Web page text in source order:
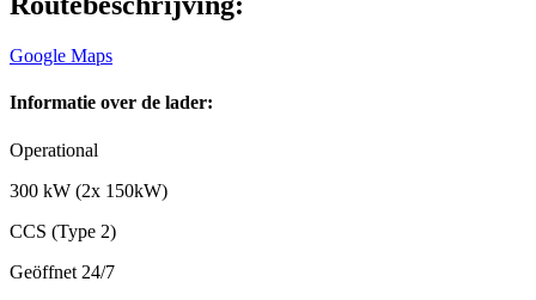
Google Maps
Informatie over de lader:
Operational
300 kW (2x 150kW)
CCS (Type 2)
Geöffnet 24/7